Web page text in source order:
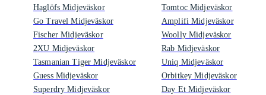
Haglöfs Midjeväskor
Go Travel Midjeväskor
Fischer Midjeväskor
2XU Midjeväskor
Tasmanian Tiger Midjeväskor
Guess Midjeväskor
Superdry Midjeväskor
Tomtoc Midjeväskor
Amplifi Midjeväskor
Woolly Midjeväskor
Rab Midjeväskor
Uniq Midjeväskor
Orbitkey Midjeväskor
Day Et Midjeväskor